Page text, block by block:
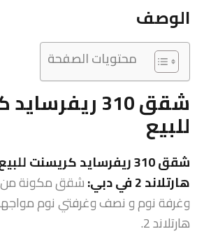
الوصف
محتويات الصفحة
شقق 310
للبيع
شقق 310 ريفرسايد كريسنت
هارتلاند 2 في دبي:
شقق مكونة من
وغرفة نوم و نصف وغرفتي نوم
هارتلاند 2.